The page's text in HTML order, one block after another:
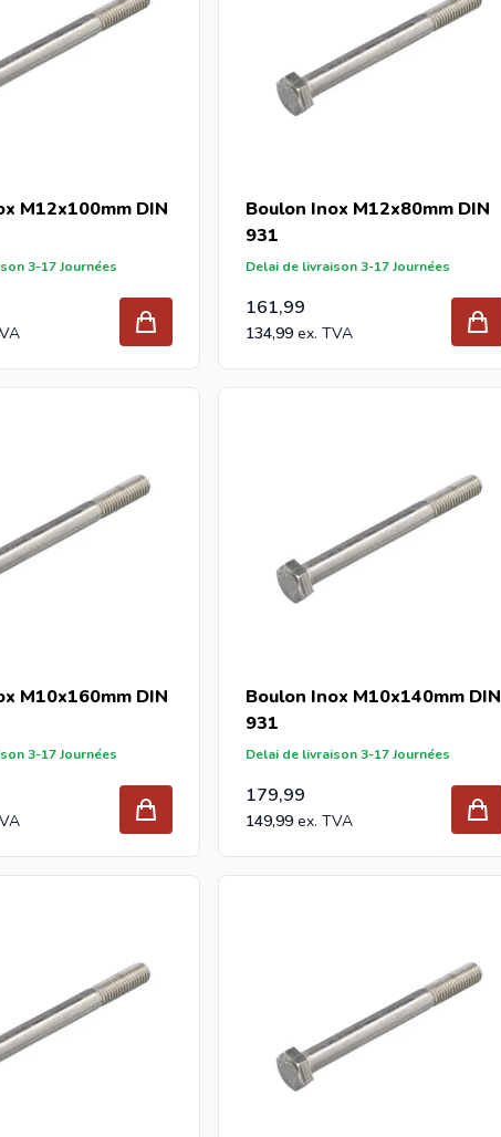
M12x100mm DIN
3-17 Journées
Boulon Inox M12x80mm DIN
931
Delai de livraison 3-17 Journées
161,99
134,99
M10x160mm DIN
3-17 Journées
Boulon Inox M10x140mm DIN
931
Delai de livraison 3-17 Journées
179,99
149,99